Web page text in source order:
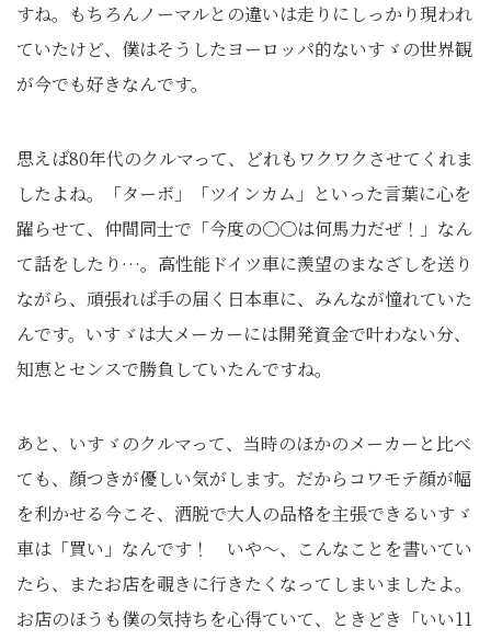
すね。もちろんノーマルとの違いは走りにしっかり現われ
ていたけど、僕はそうしたヨーロッパ的ないすゞの世界観
が今でも好きなんです。
思えば80年代のクルマって、どれもワクワクさせてくれま
したよね。「ターボ」「ツインカム」といった言葉に心を
躍らせて、仲間同士で「今度の〇〇は何馬力だぜ！」なん
て話をしたり…。高性能ドイツ車に羨望のまなざしを送り
ながら、頑張れば手の届く日本車に、みんなが憧れていた
んです。いすゞは大メーカーには開発資金で叶わない分、
知恵とセンスで勝負していたんですね。
あと、いすゞのクルマって、当時のほかのメーカーと比べ
ても、顔つきが優しい気がします。だからコワモテ顔が幅
を利かせる今こそ、洒脱で大人の品格を主張できるいすゞ
車は「買い」なんです！ いや～、こんなことを書いてい
たら、またお店を覗きに行きたくなってしまいましたよ。
お店のほうも僕の気持ちを心得ていて、ときどき「いい11